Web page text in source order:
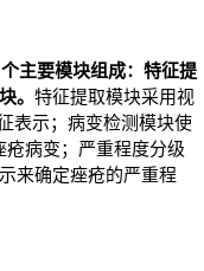
主要模块组成：特征提
。 特征提取模块采用视
表示；病变检测模块使
病变；严重程度分级
来确定痤疮的严重程